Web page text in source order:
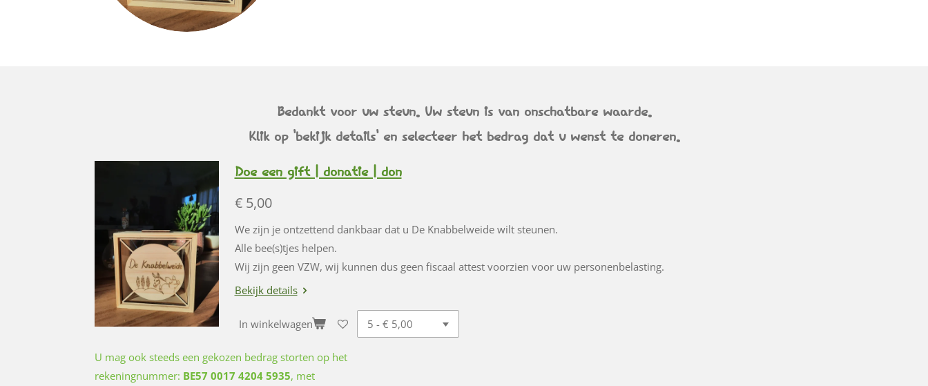
Bedankt voor uw steun. Uw steun is van onschatbare waarde.
Klik op 'bekijk details' en selecteer het bedrag dat u wenst te doneren.
Doe een gift | donatie | don
€ 5,00
We zijn je ontzettend dankbaar dat u De Knabbelweide wilt steunen.
Alle bee(s)tjes helpen.
Wij zijn geen VZW, wij kunnen dus geen fiscaal attest voorzien voor uw personenbelasting.
Bekijk details
In winkelwagen
U mag ook steeds een gekozen bedrag storten op het
rekeningnummer: BE57 0017 4204 5935, met